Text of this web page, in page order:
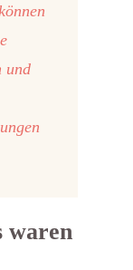
und
waren